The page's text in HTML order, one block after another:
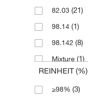
15 l(1)
1L(2)
1kg(9)
1 L(2)
(29)
2,5kg (7)
82.03 (21)
98.14 (1)
98.142 (8)
Mixture (1)
REINHEIT (%)
≥98% (3)